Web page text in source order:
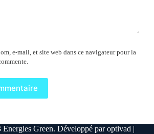
e-mail, et site web dans ce navigateur pour la
Energies Green. Développé paroptivad |